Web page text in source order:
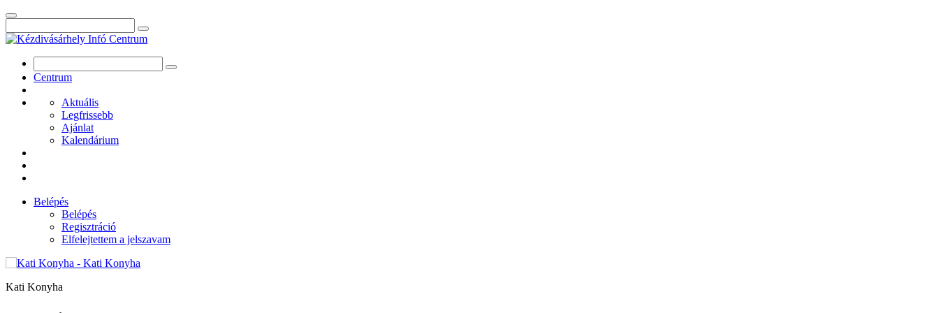
Centrum
Aktuális
Legfrissebb
Ajánlat
Kalendárium
Belépés
Belépés
Regisztráció
Elfelejtettem a jelszavam
Kati Konyha